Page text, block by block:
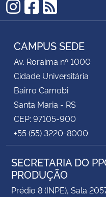
Instagram
Facebook
RSS
CAMPUS SEDE
Av. Roraima nº 1000
Cidade Universitária
Bairro Camobi
Santa Maria - RS
CEP: 97105-900
+55 (55) 3220-8000
SECRETARIA DO
PRODUÇÃO
Prédio 8 (INPE), Sala